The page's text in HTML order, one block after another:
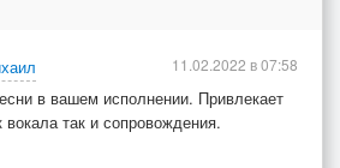
в вашем исполнении. Привлекает
вокала так и сопровождения.
11.02.2022 в 07:58